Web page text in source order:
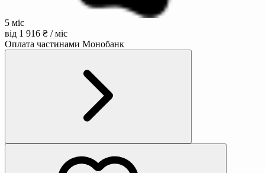
5 міс
від 1 916 ₴ / міс
Оплата частинами Монобанк